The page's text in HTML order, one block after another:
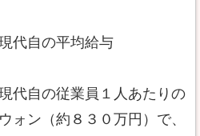
代自の平均給与
代自の従業員１人あたりの
ォン（約８３０万円）で、